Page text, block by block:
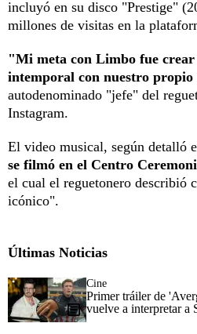
incluyó en su disco "Prestige"
millones de visitas en la
"Mi meta con Limbo fue crear
intemporal con nuestro
autodenominado "jefe" del
Instagram.
El video musical, según detalló
se filmó en el Centro
el cual el reguetonero describió
icónico".
Últimas Noticias
Cine
Primer tráiler de
vuelve a interpretar a